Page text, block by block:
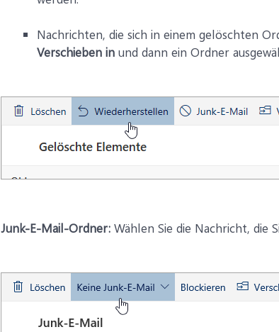
Nachrichten, die sich in einem gelöschten
Verschieben in und dann ein Ordner
Junk-E-Mail-Ordner: Wählen Sie die Nachricht, die